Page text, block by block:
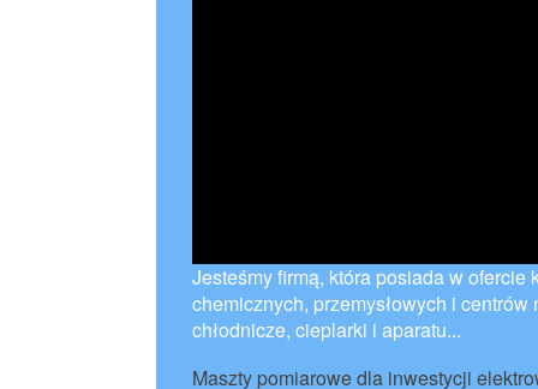
Jesteśmy firmą, która posiada w
chemicznych, przemysłowych i
chłodnicze, cieplarki i aparatu...
Maszty pomiarowe dla inwestycji